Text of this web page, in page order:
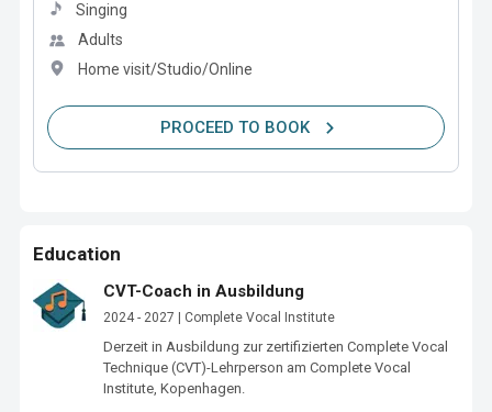
Singing
Adults
Home visit/Studio/Online
PROCEED TO BOOK
Education
CVT-Coach in Ausbildung
2024 - 2027 | Complete Vocal Institute
Derzeit in Ausbildung zur zertifizierten Complete Vocal
Technique (CVT)-Lehrperson am Complete Vocal
Institute, Kopenhagen.